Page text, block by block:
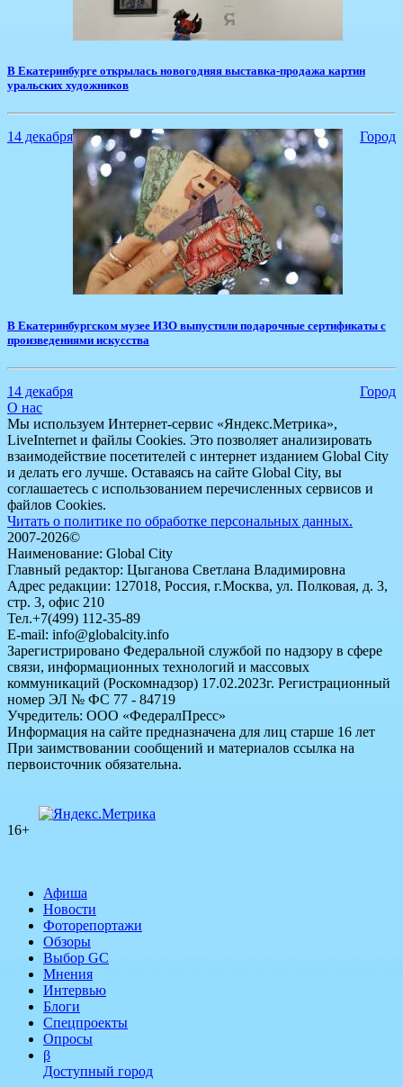
В Екатеринбурге открылась новогодняя выставка-продажа картин
уральских художников
14 декабря Город
​В Екатеринбургском музее ИЗО выпустили подарочные сертификаты с
произведениями искусства
14 декабря
Город
О нас
Мы используем Интернет-сервис «Яндекс.Метрика»,
LiveInternet и файлы Cookies. Это позволяет анализировать
взаимодействие посетителей с интернет изданием Global City
и делать его лучше. Оставаясь на сайте Global City, вы
соглашаетесь с использованием перечисленных сервисов и
файлов Cookies.
Читать о политике по обработке персональных данных.
2007-2026©
Наименование: Global City
Главный редактор: Цыганова Светлана Владимировна
Адрес редакции: 127018, Россия, г.Москва, ул. Полковая, д. 3,
стр. 3, офис 210
Тел.+7(499) 112-35-89
E-mail: info@globalcity.info
Зарегистрировано Федеральной службой по надзору в сфере
связи, информационных технологий и массовых
коммуникаций (Роскомнадзор) 17.02.2023г. Регистрационный
номер ЭЛ № ФС 77 - 84719
Учредитель: ООО «ФедералПресс»
Информация на сайте предназначена для лиц старше 16 лет
При заимствовании сообщений и материалов ссылка на
первоисточник обязательна.
16+
Афиша
Новости
Фоторепортажи
Обзоры
Выбор GC
Мнения
Интервью
Блоги
Спецпроекты
Опросы
β
Доступный город